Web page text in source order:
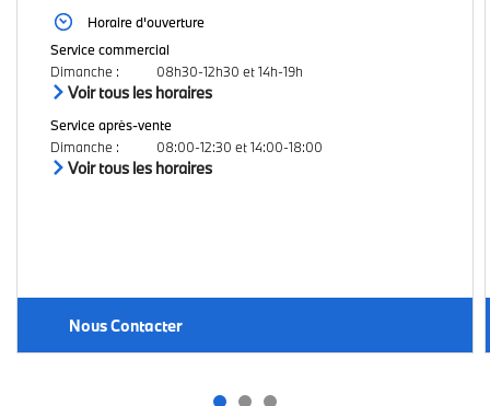
Horaire d'ouverture
Service commercial
Dimanche : 08h30-12h30 et 14h-19h
Voir tous les horaires
Service après-vente
Dimanche : 08:00-12:30 et 14:00-18:00
Voir tous les horaires
Nous Contacter